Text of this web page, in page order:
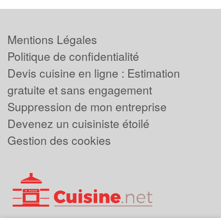
Mentions Légales
Politique de confidentialité
Devis cuisine en ligne : Estimation
gratuite et sans engagement
Suppression de mon entreprise
Devenez un cuisiniste étoilé
Gestion des cookies